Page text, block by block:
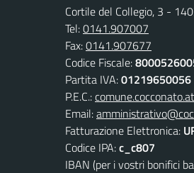
Cortile del Collegio, 3 -
Tel:0141.907007
Fax:0141.907677
Codice Fiscale:
Partita IVA:01219650056
P.E.C.:
Email:
Fatturazione Elettronica:
Codice IPA:c_c807
IBAN (per i vostri bonifici